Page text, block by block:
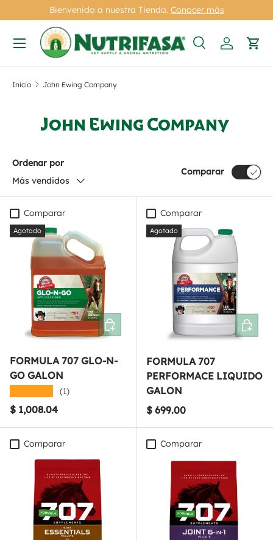
Ir al contenido
Bienvenido a nuestra Tienda. Conocer más
Buscar
Tipo de producto
BuscarIniciar
Menú
Inicio John Ewing Company
John Ewing Company
Ordenar por
Más vendidos
Comparar
Comparar
Agotado
FORMULA 707 GLO-N-
GO GALON
(1)
Precio normal
$ 1,008.04
Añadir al carrito
Comparar
Agotado
FORMULA 707
PERFORMACE LIQUIDO
GALON
Precio normal
$ 699.00
Añadir
Comparar Comparar